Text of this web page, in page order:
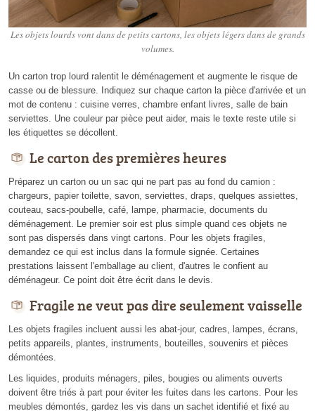
Les objets lourds vont dans de petits cartons, les objets légers dans de grands
volumes.
Un carton trop lourd ralentit le déménagement et augmente le risque de
casse ou de blessure. Indiquez sur chaque carton la pièce d'arrivée et un
mot de contenu : cuisine verres, chambre enfant livres, salle de bain
serviettes. Une couleur par pièce peut aider, mais le texte reste utile si
les étiquettes se décollent.
Le carton des premières heures
Préparez un carton ou un sac qui ne part pas au fond du camion :
chargeurs, papier toilette, savon, serviettes, draps, quelques assiettes,
couteau, sacs-poubelle, café, lampe, pharmacie, documents du
déménagement. Le premier soir est plus simple quand ces objets ne
sont pas dispersés dans vingt cartons. Pour les objets fragiles,
demandez ce qui est inclus dans la formule signée. Certaines
prestations laissent l'emballage au client, d'autres le confient au
déménageur. Ce point doit être écrit dans le devis.
Fragile ne veut pas dire seulement vaisselle
Les objets fragiles incluent aussi les abat-jour, cadres, lampes, écrans,
petits appareils, plantes, instruments, bouteilles, souvenirs et pièces
démontées.
Les liquides, produits ménagers, piles, bougies ou aliments ouverts
doivent être triés à part pour éviter les fuites dans les cartons. Pour les
meubles démontés, gardez les vis dans un sachet identifié et fixé au